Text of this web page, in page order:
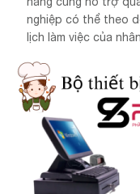
nghiệp có thể theo
lịch làm việc của